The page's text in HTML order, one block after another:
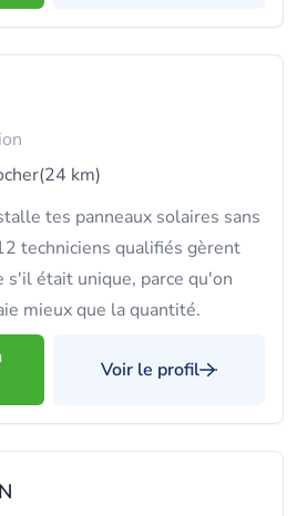
(24 km)
tes panneaux solaires sans
techniciens qualifiés gèrent
s'il était unique, parce qu'on
mieux que la quantité.
Voir le profil